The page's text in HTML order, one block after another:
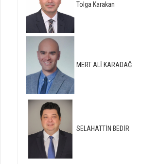
Tolga Karakan
MERT ALİ KARADAĞ
SELAHATTİN BEDİR